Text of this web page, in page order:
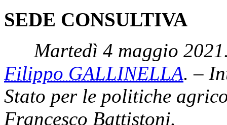
SEDE CONSULTIVA
Martedì 4 maggio
Filippo GALLINELLA. –
Stato per le politiche
Francesco Battistoni.